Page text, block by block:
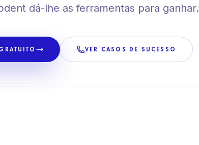
dá-lhe as ferramentas para ganhar.
VER CASOS DE SUCESSO